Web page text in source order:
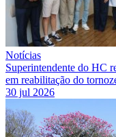
Notícias
Superintendente do HC
em reabilitação do
30 jul 2026